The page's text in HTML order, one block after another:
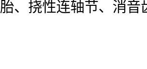
、挠性连轴节、消